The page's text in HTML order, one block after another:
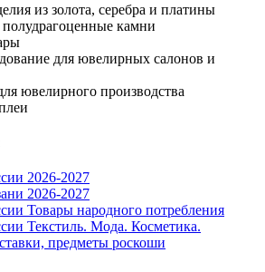
из золота, серебра и платины
камни
для ювелирных салонов и
ювелирного производства
2026-2027
2026-2027
Товары народного потребления
Текстиль. Мода. Косметика.
предметы роскоши